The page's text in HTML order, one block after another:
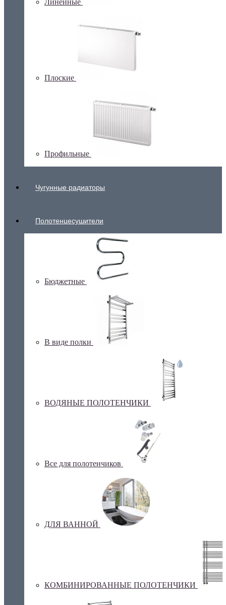
Плоские
Профильные
Чугунные радиаторы
Полотенцесушители
Бюджетные
В виде полки
ВОДЯНЫЕ ПОЛОТЕНЧИКИ
Все для полотенчиков
ДЛЯ ВАННОЙ
КОМБИНИРОВАННЫЕ ПОЛОТЕНЧИКИ